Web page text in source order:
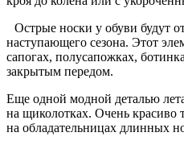
Острые носки у обуви будут
наступающего сезона. Этот
сапогах, полусапожках,
закрытым передом.
Еще одной модной деталью
на щиколотках. Очень красиво
на обладательницах длинных